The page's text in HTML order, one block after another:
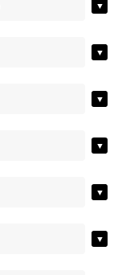
▼
▼
▼
▼
▼
▼